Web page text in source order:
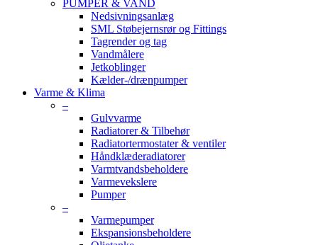
PUMPER & VAND
Nedsivningsanlæg
SML Støbejernsrør og Fittings
Tagrender og tag
Vandmålere
Jetkoblinger
Kælder-/drænpumper
Varme & Klima
–
Gulvvarme
Radiatorer & Tilbehør
Radiatortermostater & ventiler
Håndklæderadiatorer
Varmtvandsbeholdere
Varmevekslere
Pumper
–
Varmepumper
Ekspansionsbeholdere